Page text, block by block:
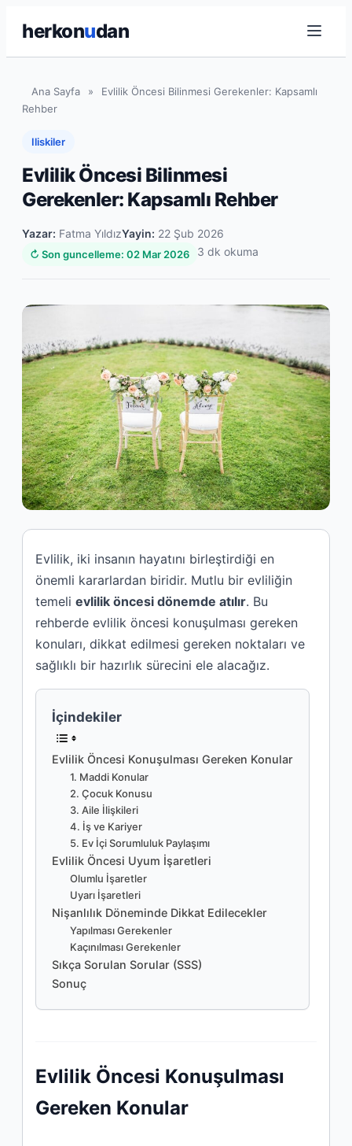
herkonudan
Ana Sayfa »
Evlilik Öncesi Bilinmesi Gerekenler: Kapsamlı
Rehber
Iliskiler
Evlilik Öncesi Bilinmesi
Gerekenler: Kapsamlı Rehber
Yazar: Fatma YıldızYayin: 22 Şub 2026
↻ Son guncelleme: 02 Mar 2026 3 dk okuma
Evlilik, iki insanın hayatını birleştirdiği en
önemli kararlardan biridir. Mutlu bir evliliğin
temeli evlilik öncesi dönemde atılır. Bu
rehberde evlilik öncesi konuşulması gereken
konuları, dikkat edilmesi gereken noktaları ve
sağlıklı bir hazırlık sürecini ele alacağız.
İçindekiler
Evlilik Öncesi Konuşulması Gereken Konular
1. Maddi Konular
2. Çocuk Konusu
3. Aile İlişkileri
4. İş ve Kariyer
5. Ev İçi Sorumluluk Paylaşımı
Evlilik Öncesi Uyum İşaretleri
Olumlu İşaretler
Uyarı İşaretleri
Nişanlılık Döneminde Dikkat Edilecekler
Yapılması Gerekenler
Kaçınılması Gerekenler
Sıkça Sorulan Sorular (SSS)
Sonuç
Evlilik Öncesi Konuşulması
Gereken Konular